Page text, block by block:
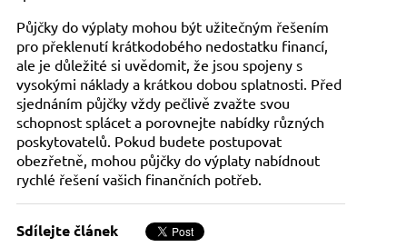
Půjčky do výplaty mohou být užitečným řešením
pro překlenutí krátkodobého nedostatku financí,
ale je důležité si uvědomit, že jsou spojeny s
vysokými náklady a krátkou dobou splatnosti. Před
sjednáním půjčky vždy pečlivě zvažte svou
schopnost splácet a porovnejte nabídky různých
poskytovatelů. Pokud budete postupovat
obezřetně, mohou půjčky do výplaty nabídnout
rychlé řešení vašich finančních potřeb.
Sdílejte článek